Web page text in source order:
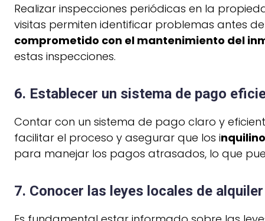
Realizar inspecciones periódicas en la
visitas permiten identificar problemas antes
comprometido con el mantenimiento del
estas inspecciones.
6. Establecer un sistema de pago
Contar con un sistema de pago claro y
facilitar el proceso y asegurar que los i
para manejar los pagos atrasados, lo que
7. Conocer las leyes locales de alquiler